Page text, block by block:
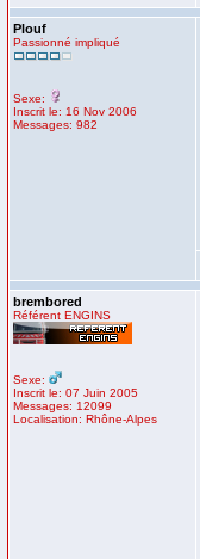
Plouf
Passionné impliqué
Sexe:
Inscrit le: 16 Nov 2006
Messages: 982
brembored
Référent ENGINS
Sexe:
Inscrit le: 07 Juin 2005
Messages: 12099
Localisation: Rhône-Alpes